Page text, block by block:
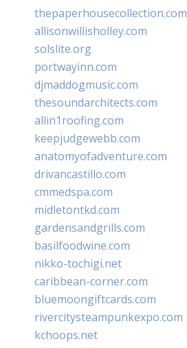
thepaperhousecollection.com
allisonwillisholley.com
solslite.org
portwayinn.com
djmaddogmusic.com
thesoundarchitects.com
allin1roofing.com
keepjudgewebb.com
anatomyofadventure.com
drivancastillo.com
cmmedspa.com
midletontkd.com
gardensandgrills.com
basilfoodwine.com
nikko-tochigi.net
caribbean-corner.com
bluemoongiftcards.com
rivercitysteampunkexpo.com
kchoops.net